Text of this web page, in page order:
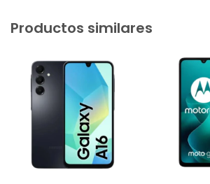
Productos similares